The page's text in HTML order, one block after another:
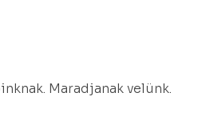
Maradjanak velünk.